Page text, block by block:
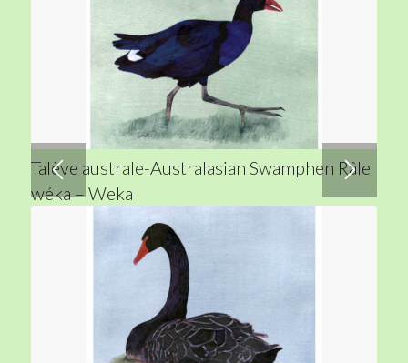
Talève australe-Australasian Swamphen Râle
wéka – Weka